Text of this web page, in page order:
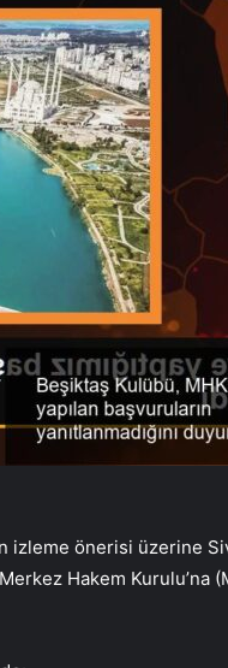
izleme önerisi üzerine
Hakem Kurulu’na